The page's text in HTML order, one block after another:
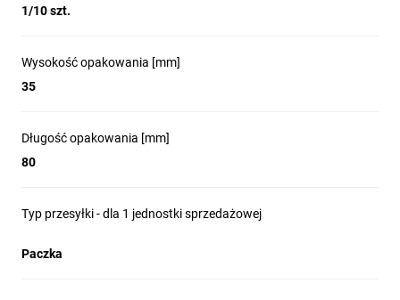
1/10 szt.
Wysokość opakowania [mm]
35
Długość opakowania [mm]
80
Typ przesyłki - dla 1 jednostki sprzedażowej
Paczka